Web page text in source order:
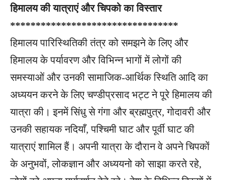
हिमालय की यात्राएं और चिपको का विस्तार
*********************************
हिमालय पारिस्थितिकी तंत्र को समझने के लिए और
हिमालय के पर्यावरण और विभिन्न भागों में लोगों की
समस्याओं और उनकी सामाजिक-आर्थिक स्थिति आदि का
अध्ययन करने के लिए चण्डीप्रसाद भट्ट ने पूरे हिमालय की
यात्रा की। इनमें सिंधु से गंगा और ब्रह्मपुत्र, गोदावरी और
उनकी सहायक नदियाँ, पश्चिमी घाट और पूर्वी घाट की
यात्राएं शामिल हैं। अपनी यात्रा के दौरान वे अपने चिपकों
के अनुभवों, लोकज्ञान और अध्ययनो को साझा करते रहे,